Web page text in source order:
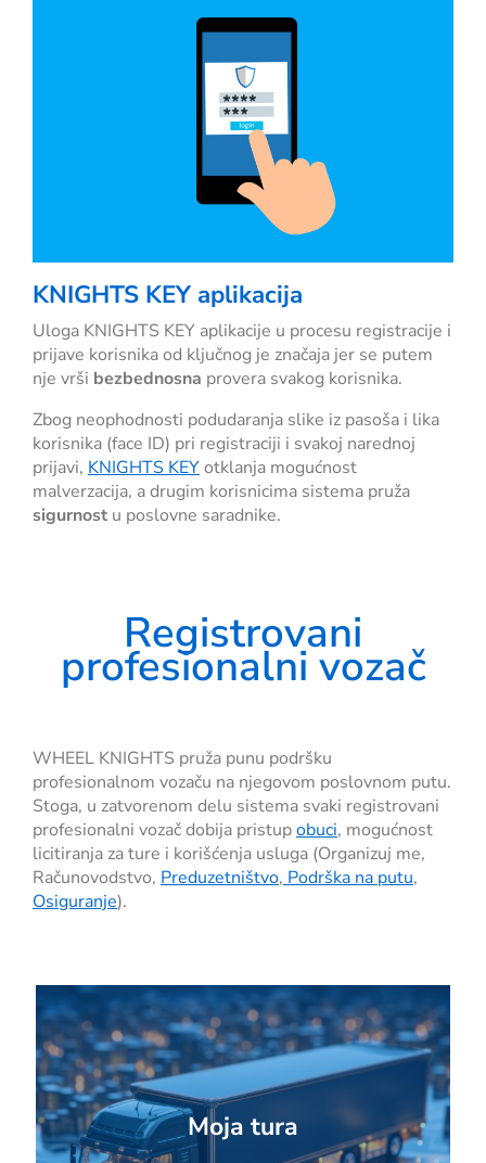
KNIGHTS KEY aplikacija
Uloga KNIGHTS KEY aplikacije u procesu registracije i
prijave korisnika od ključnog je značaja jer se putem
nje vrši bezbednosna provera svakog korisnika.
Zbog neophodnosti podudaranja slike iz pasoša i lika
korisnika (face ID) pri registraciji i svakoj narednoj
prijavi, KNIGHTS KEYotklanja mogućnost
malverzacija, a drugim korisnicima sistema pruža
sigurnost u poslovne saradnike.
Registrovani
profesionalni vozač
WHEEL KNIGHTS pruža punu podršku
profesionalnom vozaču na njegovom poslovnom putu.
Stoga, u zatvorenom delu sistema svaki registrovani
profesionalni vozač dobija pristupobuci, mogućnost
licitiranja za ture i korišćenja usluga (Organizuj me,
Računovodstvo, Preduzetništvo, Podrška na putu,
Osiguranje).
Moja tura